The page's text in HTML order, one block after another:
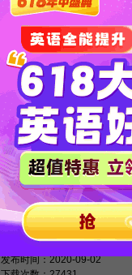
资料下载
【必看】考博英语词
汇10000例精解
发布时间：2020-09-02